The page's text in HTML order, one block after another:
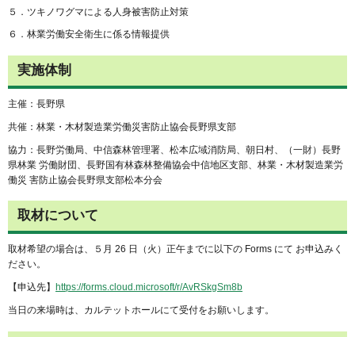
５．ツキノワグマによる人身被害防止対策
６．林業労働安全衛生に係る情報提供
実施体制
主催：長野県
共催：林業・木材製造業労働災害防止協会長野県支部
協力：長野労働局、中信森林管理署、松本広域消防局、朝日村、（一財）長野
県林業 労働財団、長野国有林森林整備協会中信地区支部、林業・木材製造業労
働災 害防止協会長野県支部松本分会
取材について
取材希望の場合は、５月 26 日（火）正午までに以下の Forms にて お申込みく
ださい。
【申込先】 https://forms.cloud.microsoft/r/AvRSkgSm8b
当日の来場時は、カルテットホールにて受付をお願いします。